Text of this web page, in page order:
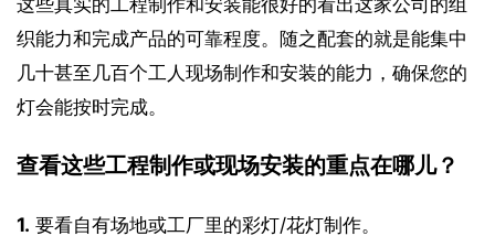
织能力和完成产品的可靠程度。随之配套的就是能集中
几十甚至几百个工人现场制作和安装的能力，确保您的
灯会能按时完成。
查看这些工程制作或现场安装的重点在哪儿？
1. 要看自有场地或工厂里的彩灯/花灯制作。